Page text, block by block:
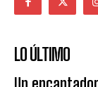
LO ÚLTIMO